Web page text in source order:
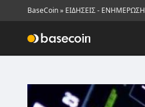
BaseCoin» ΕΙΔΗΣΕΙΣ - ΕΝΗΜΕΡΩΣΗ